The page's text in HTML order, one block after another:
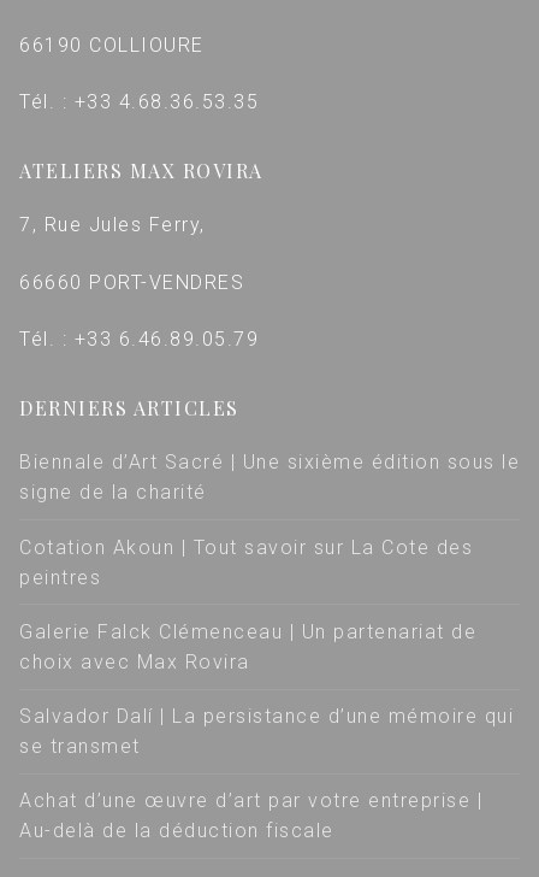
66190 COLLIOURE
Tél. : +33 4.68.36.53.35
ATELIERS MAX ROVIRA
7, Rue Jules Ferry,
66660 PORT-VENDRES
Tél. : +33 6.46.89.05.79
DERNIERS ARTICLES
Biennale d’Art Sacré | Une sixième édition sous le
signe de la charité
Cotation Akoun | Tout savoir sur La Cote des
peintres
Galerie Falck Clémenceau | Un partenariat de
choix avec Max Rovira
Salvador Dalí | La persistance d’une mémoire qui
se transmet
Achat d’une œuvre d’art par votre entreprise |
Au-delà de la déduction fiscale